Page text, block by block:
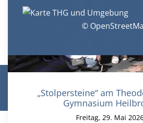
„Stolpersteine“ am
Gymnasium
Freitag, 29. Mai
©
Datenschutz|Impressum| Login/